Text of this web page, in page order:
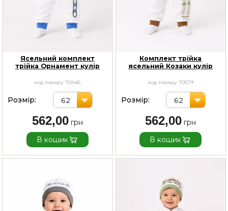
Ясельний комплект
трійка Орнамент кулір
код товару 70446
Розмір: 62
562,00
В кошик
Комплект трійка
ясельний Козаки кулір
код товару 70579
Розмір: 62
562,00
В кошик